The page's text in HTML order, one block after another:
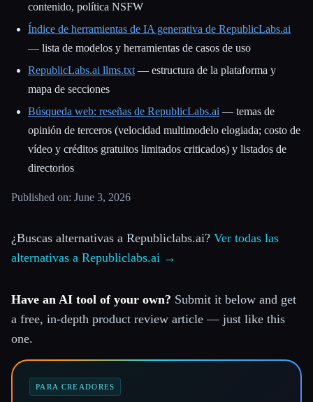
contenido, política NSFW
Índice de herramientas de IA generativa de RepublicLabs.ai
— lista de modelos y herramientas de casos de uso
RepublicLabs.ai llms.txt — estructura de la plataforma y
mapa de secciones
Búsqueda web: reseñas de RepublicLabs.ai — temas de
opinión de terceros (velocidad multimodelo elogiada; costo de
vídeo y créditos gratuitos limitados criticados) y listados de
directorios
Published on: June 3, 2026
¿Buscas alternativas a Republiclabs.ai? Ver todas las
alternativas a Republiclabs.ai →
Have an AI tool of your own? Submit it below and get
a free, in-depth product review article — just like this
one.
PARA CREADORES